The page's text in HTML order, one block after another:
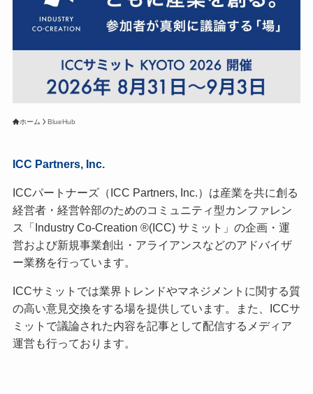
ホーム BlueHub
ICC Partners, Inc.
ICCパートナーズ（ICC Partners, Inc.）は産業を共に創る
経営者・経営幹部のためのコミュニティ型カンファレン
ス「Industry Co-Creation ®(ICC) サミット」の企画・運
営および新規事業創出・アライアンスなどのアドバイザ
ー業務を行っています。
ICCサミットでは業界トレンドやマネジメントに関する質
の高い意見交換をする場を提供しています。また、ICCサ
ミットで議論された内容を記事として配信するメディア
運営も行っております。